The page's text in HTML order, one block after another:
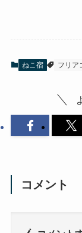
ねこ宿 フリア
コメント